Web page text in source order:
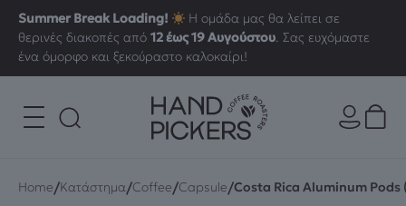
Summer Break Loading!
Η ομάδα μας θα λείπει σε
θερινές διακοπές από12 έως 19 Αυγούστου. Σας ευχόμαστε
ένα όμορφο και ξεκούραστο καλοκαίρι!
Home/Κατάστημα/Coffee/Capsule/Costa Rica Aluminum Pods